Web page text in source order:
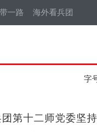
一路 海外看兵团
字
第十二师党委坚持